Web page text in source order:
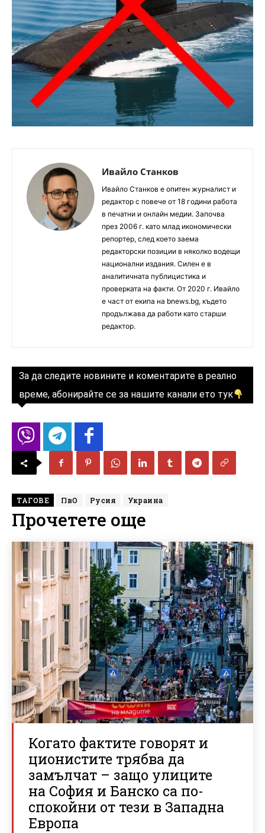
Ивайло Станков
Ивайло Станков е опитен журналист и
редактор с повече от 18 години работа
в печатни и онлайн медии. Започва
през 2006 г. като млад икономически
репортер, след което заема
редакторски позиции в няколко водещи
национални издания. Силен е в
аналитичната публицистика и
проверката на факти. От 2020 г. Ивайло
е част от екипа на bnews.bg, където
продължава да работи като старши
редактор.
За да следите новините и коментарите в реално
време, абонирайте се за нашите канали ето тук
ТАГОВЕ ПвО Русия Украина
Прочетете още
Когато фактите говорят и
ционистите трябва да
замълчат – защо улиците
на София и Банско са по-
спокойни от тези в Западна
Европа